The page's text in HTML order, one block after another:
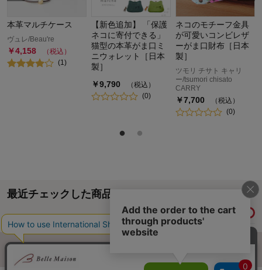
本革マルチケース
ヴュレ/Beau're
￥4,158
（税込）
(1)
【新色追加】 「保護
ネコに寄付できる」
猫型の本革がま口ミ
ニウォレット［日本
製］
￥9,790
（税込）
(0)
ネコのモチーフ金具
が可愛いコンビレザ
ーがま口財布［日本
製］
ツモリ チサト キャリ
ー/tsumori chisato
CARRY
￥7,700
（税込）
(0)
最近チェックした商品
履歴情報を残す